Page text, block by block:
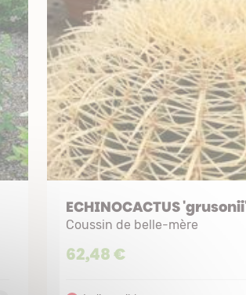
ECHINOCACTUS
Coussin de belle-mère
62,48 €